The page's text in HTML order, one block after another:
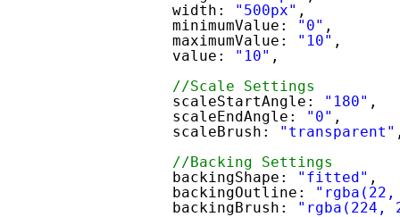
width:
"500px" ,
minimumValue:
"0" ,
maximumValue:
"10" ,
value:
"10" ,
//Scale Settings
scaleStartAngle:
"180" ,
scaleEndAngle:
"0" ,
scaleBrush:
"transparent" ,
//Backing Settings
backingShape:
"fitted" ,
backingOutline:
backingBrush:
"rgba(224,